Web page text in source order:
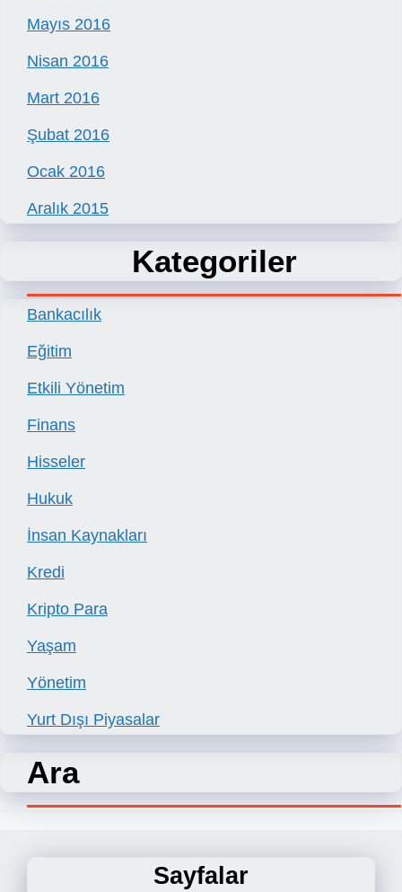
Mayıs 2016
Nisan 2016
Mart 2016
Şubat 2016
Ocak 2016
Aralık 2015
Kategoriler
Bankacılık
Eğitim
Etkili Yönetim
Finans
Hisseler
Hukuk
İnsan Kaynakları
Kredi
Kripto Para
Yaşam
Yönetim
Yurt Dışı Piyasalar
Ara
Sayfalar